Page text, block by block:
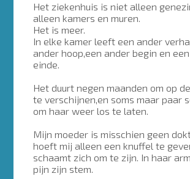
Het ziekenhuis is niet alleen
alleen kamers en muren.
Het is meer.
In elke kamer leeft een ander
ander hoop,een ander begin en
einde.
Het duurt negen maanden om op
te verschijnen,en soms maar paar
om haar weer los te laten.
Mijn moeder is misschien geen
hoeft mij alleen een knuffel te
schaamt zich om te zijn. In haar
pijn zijn stem.